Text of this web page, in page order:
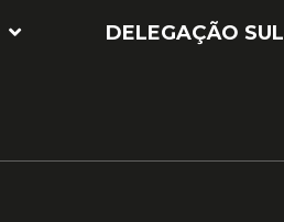
DELEGAÇÃO SUL